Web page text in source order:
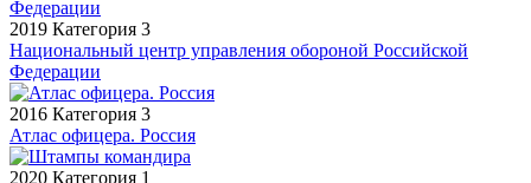
2019 Категория 3
Национальный центр управления обороной Российской
Федерации
2016 Категория 3
Атлас офицера. Россия
2020 Категория 1